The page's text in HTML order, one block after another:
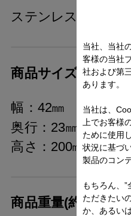
ステンレス鋼（
商品サイズ(約)
幅：42㎜
奥行：23㎜
高さ：200㎜
商品重量(約)
当社、当社
客様の当社
社および第
あります。
当社は、
上でお客様
ために使用
状況に基づ
製品のコン
もちろん、
ただきたい
か、あるい